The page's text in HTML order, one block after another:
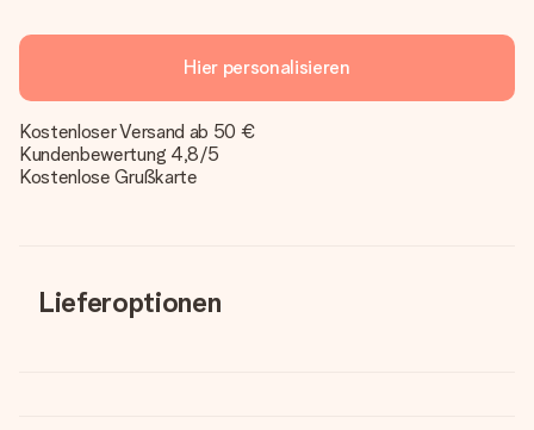
Hier personalisieren
Kostenloser Versand ab 50 €
Kundenbewertung 4,8/5
Kostenlose Grußkarte
Lieferoptionen